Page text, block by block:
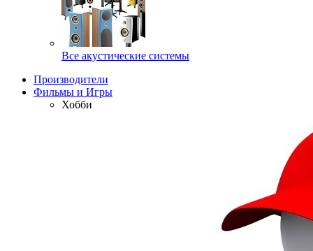
Все акустические системы
Производители
Фильмы и Игры
Хобби